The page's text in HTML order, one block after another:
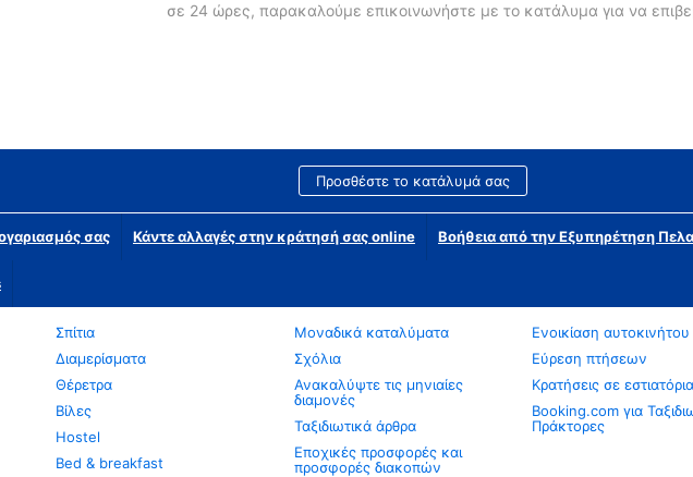
σε 24 ώρες, παρακαλούμε επικοινωνήστε με το κατάλυμα για να
Προσθέστε το κατάλυμά σας
σας Κάντε αλλαγές στην κράτησή σας online Βοήθεια από την Εξυπηρέτηση
Σπίτια
Διαμερίσματα
Θέρετρα
Βίλες
Hostel
Bed & breakfast
Μοναδικά καταλύματα
Σχόλια
Ανακαλύψτε τις μηνιαίες
διαμονές
Ταξιδιωτικά άρθρα
Εποχικές προσφορές και
προσφορές διακοπών
Ενοικίαση αυτοκινήτου
Εύρεση πτήσεων
Κρατήσεις σε εστιατόρια
Booking.com για
Πράκτορες